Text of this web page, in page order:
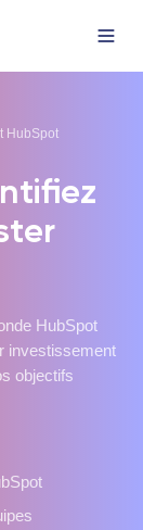
HubSpot
HubSpot
investissement
objectifs